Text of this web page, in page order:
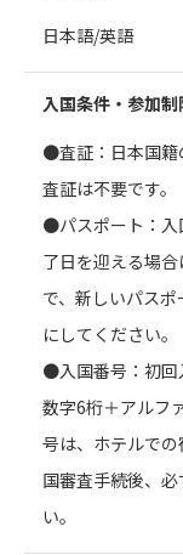
日本語/英語
入国条件・参加制
●査証：日本国籍
査証は不要です。
●パスポート：入
了日を迎える場
で、新しいパス
にしてください。
●入国番号：初回
数字6桁＋アルフ
号は、ホテルで
国審査手続後、
い。